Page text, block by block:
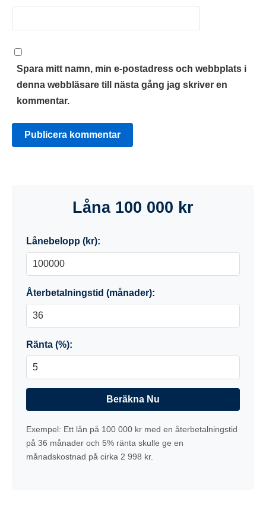
Spara mitt namn, min e-postadress och webbplats i
denna webbläsare till nästa gång jag skriver en
kommentar.
Låna 100 000 kr
Lånebelopp (kr):
Återbetalningstid (månader):
Ränta (%):
Beräkna Nu
Exempel: Ett lån på 100 000 kr med en återbetalningstid
på 36 månader och 5% ränta skulle ge en
månadskostnad på cirka 2 998 kr.